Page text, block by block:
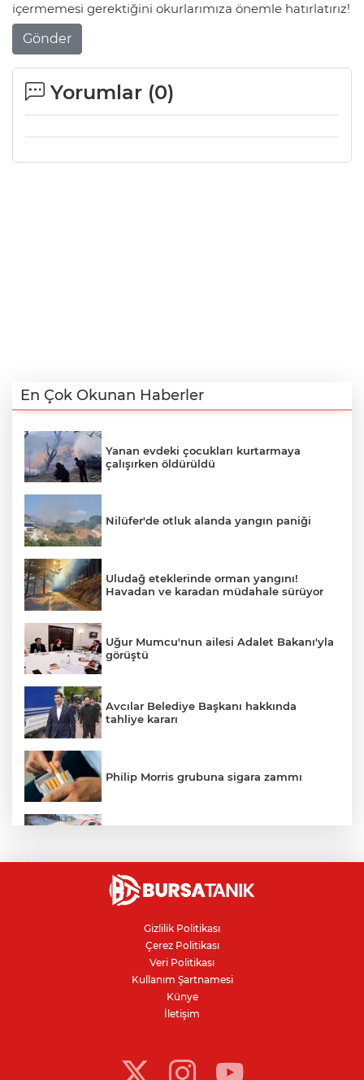
içermemesi gerektiğini okurlarımıza önemle hatırlatırız!
Gönder
Yorumlar (0)
En Çok Okunan Haberler
Yanan evdeki çocukları kurtarmaya
çalışırken öldürüldü
Nilüfer'de otluk alanda yangın paniği
Uludağ eteklerinde orman yangını!
Havadan ve karadan müdahale sürüyor
Uğur Mumcu'nun ailesi Adalet Bakanı'yla
görüştü
Avcılar Belediye Başkanı hakkında
tahliye kararı
Philip Morris grubuna sigara zammı
Nilüfer'de kaldırım işgallerine zabıta
denetimi
Bursa'da 100 dönümde hayvansal
gübreyle nektarin ve armut üretiyor
Resmi Gazete’de yayımlandı: Kritik yeşil
Gizlilik Politikası
Çerez Politikası
Veri Politikası
Kullanım Şartnamesi
Künye
İletişim